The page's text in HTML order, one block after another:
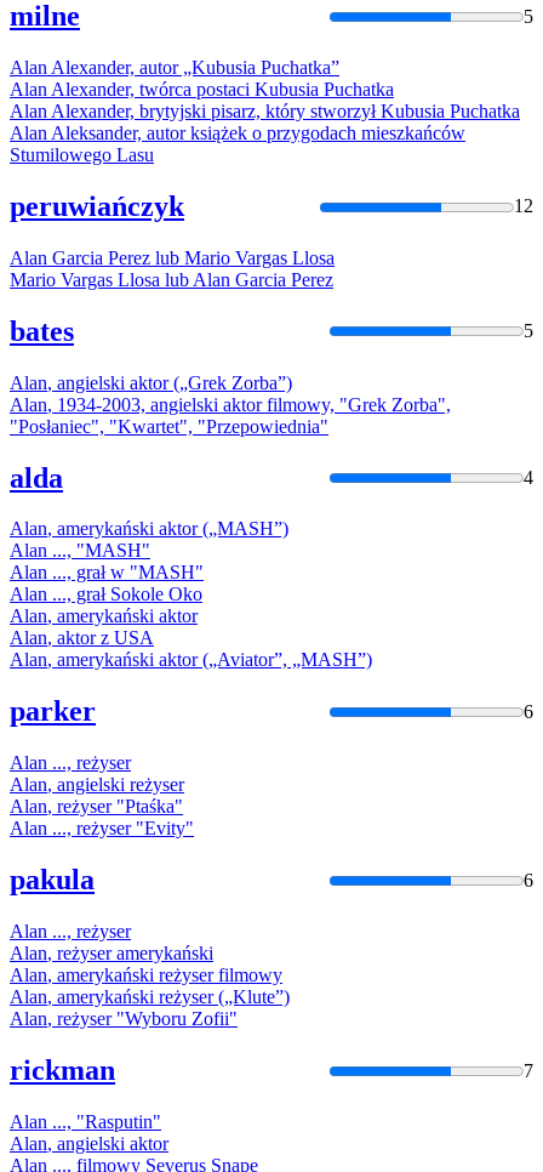
milne 5
Alan Alexander, autor „Kubusia Puchatka”
Alan Alexander, twórca postaci Kubusia Puchatka
Alan Alexander, brytyjski pisarz, który stworzył Kubusia Puchatka
Alan Aleksander, autor książek o przygodach mieszkańców
Stumilowego Lasu
peruwiańczyk 12
Alan Garcia Perez lub Mario Vargas Llosa
Mario Vargas Llosa lub Alan Garcia Perez
bates 5
Alan, angielski aktor („Grek Zorba”)
Alan, 1934-2003, angielski aktor filmowy, "Grek Zorba",
"Posłaniec", "Kwartet", "Przepowiednia"
alda 4
Alan, amerykański aktor („MASH”)
Alan ..., "MASH"
Alan ..., grał w "MASH"
Alan ..., grał Sokole Oko
Alan, amerykański aktor
Alan, aktor z USA
Alan, amerykański aktor („Aviator”, „MASH”)
parker 6
Alan ..., reżyser
Alan, angielski reżyser
Alan, reżyser "Ptaśka"
Alan ..., reżyser "Evity"
pakula 6
Alan ..., reżyser
Alan, reżyser amerykański
Alan, amerykański reżyser filmowy
Alan, amerykański reżyser („Klute”)
Alan, reżyser "Wyboru Zofii"
rickman 7
Alan ..., "Rasputin"
Alan, angielski aktor
Alan ..., filmowy Severus Snape